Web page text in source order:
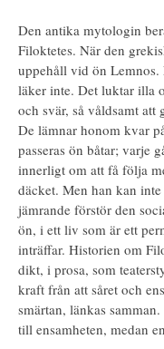
Den antika mytologin
Filoktetes. När den
uppehåll vid ön Lemnos.
läker inte. Det luktar illa
och svär, så våldsamt att
De lämnar honom kvar
passeras ön båtar; varje
innerligt om att få följa
däcket. Men han kan
jämrande förstör den
ön, i ett liv som är ett
inträffar. Historien om
dikt, i prosa, som
kraft från att såret och
smärtan, länkas
till ensamheten, medan